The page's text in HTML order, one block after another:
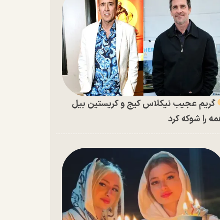
گریم عجیب نیکلاس کیج و کریستین بیل
را شوکه کرد